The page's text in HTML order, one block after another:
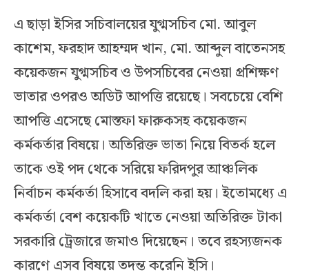
এ ছাড়া ইসির সচিবালয়ের যুগ্মসচিব মো. আবুল
কাশেম, ফরহাদ আহম্মদ খান, মো. আব্দুল বাতেনসহ
কয়েকজন যুগ্মসচিব ও উপসচিবের নেওয়া প্রশিক্ষণ
ভাতার ওপরও অডিট আপত্তি রয়েছে। সবচেয়ে বেশি
আপত্তি এসেছে মোস্তফা ফারুকসহ কয়েকজন
কর্মকর্তার বিষয়ে। অতিরিক্ত ভাতা নিয়ে বিতর্ক হলে
তাকে ওই পদ থেকে সরিয়ে ফরিদপুর আঞ্চলিক
নির্বাচন কর্মকর্তা হিসাবে বদলি করা হয়। ইতোমধ্যে এ
কর্মকর্তা বেশ কয়েকটি খাতে নেওয়া অতিরিক্ত টাকা
সরকারি ট্রেজারে জমাও দিয়েছেন। তবে রহস্যজনক
কারণে এসব বিষয়ে তদন্ত করেনি ইসি।